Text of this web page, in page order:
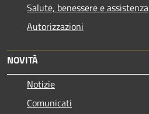
Salute, benessere e assistenza
Autorizzazioni
NOVITÀ
Notizie
Comunicati